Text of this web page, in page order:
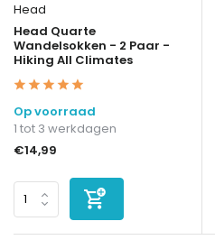
Head
Head Quarte
Wandelsokken - 2 Paar -
Hiking All Climates
Op voorraad
1 tot 3 werkdagen
€14,99